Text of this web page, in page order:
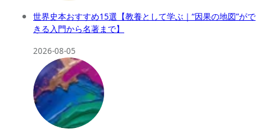
世界史本おすすめ15選【教養として学ぶ｜“因果の地図”がで
きる入門から名著まで】
2026-08-05